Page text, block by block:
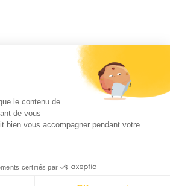
légales 2025-2026 Tout droits réservés
le contenu de
de vous
bien vous accompagner pendant votre
certifiés par